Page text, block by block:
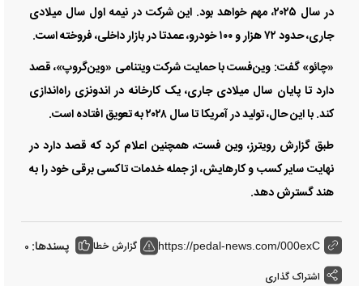
در سال ۲۰۲۵، مهم خواهد بود. این شرکت در نیمه اول سال میلادی
جاری، حدود ۷۲ هزار و ۱۰۰ خودرو، عمدتا در بازار داخلی، فروخته است.
«چائو» گفت: وین‌فست با حمایت شرکت ویتنامی «وین‌گروپ»، قصد
دارد تا پایان سال میلادی جاری، یک کارخانه در اندونزی راه‌اندازی
کند. با این حال، تولید در آمریکا تا سال ۲۰۲۸ به تعویق افتاده است.
طبق گزارش رویترز، وین فست، همچنین اعلام کرد که قصد دارد در
نهایت سایر کسب و کارهایش، از جمله خدمات تاکسی برقی خود را به
هند گسترش دهد.
https://pedal-news.com/000exC گزارش خطا پسندها: 0
اشتراک گذاری